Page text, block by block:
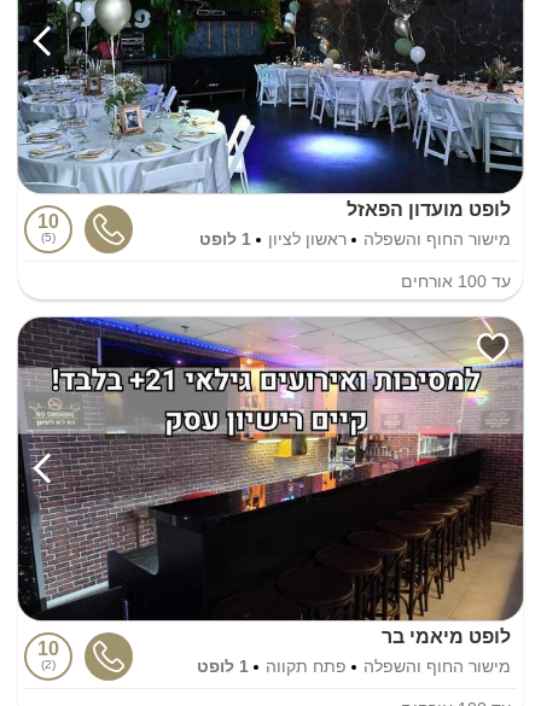
לופט מועדון הפאזל
מישור החוף והשפלה ראשון לציון 1 לופט
10
5
עד 100 אורחים
לופט מיאמי בר
מישור החוף והשפלה פתח תקווה 1 לופט
10
2